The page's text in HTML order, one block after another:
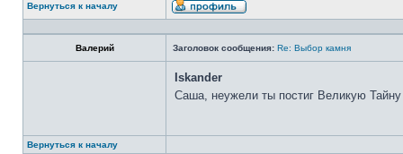
Вернуться к началу
Валерий Заголовок сообщения: Re: Выбор камня
Iskander
Саша, неужели ты постиг Великую
Вернуться к началу